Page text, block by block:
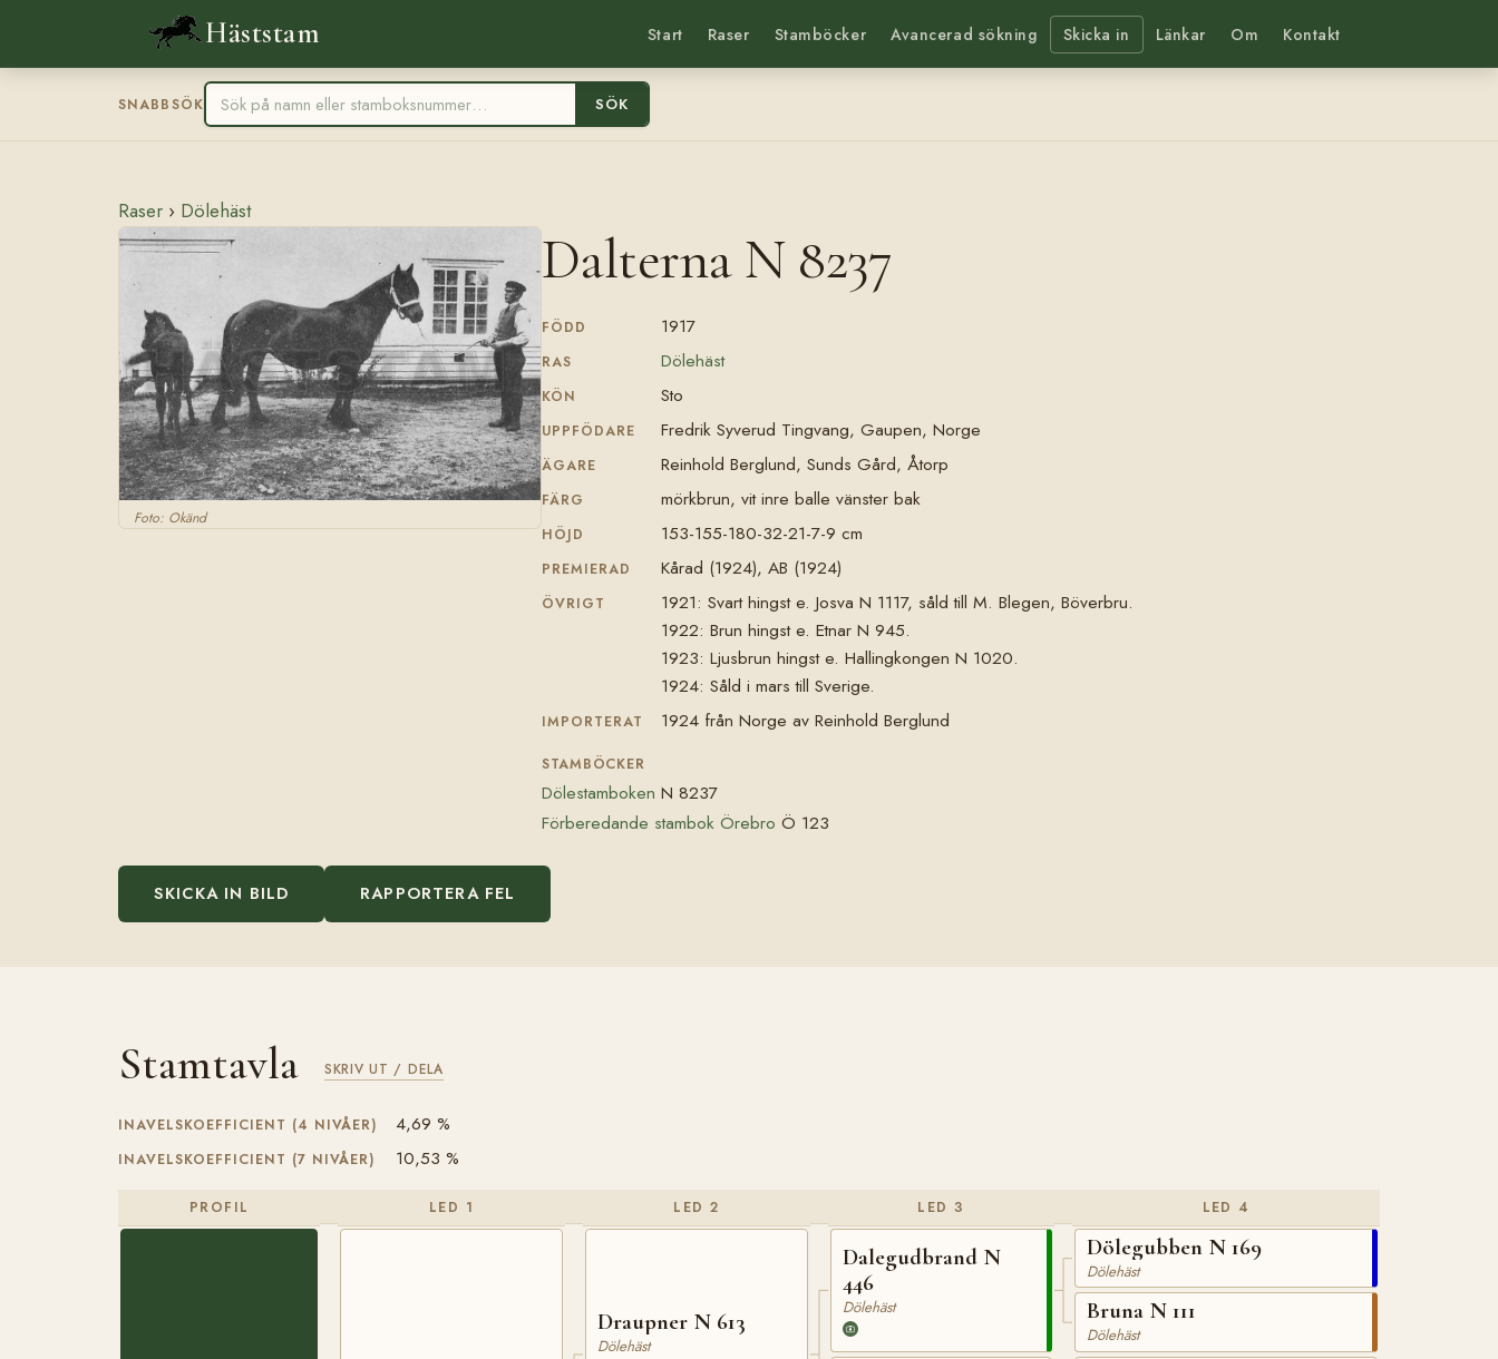
Häststam Start Raser Stamböcker Avancerad sökning Skicka in Länkar Om Kontakt
SNABBSÖK SÖK
Raser › Dölehäst
Foto: Okänd
Dalterna N 8237
FÖDD 1917
RAS Dölehäst
KÖN Sto
UPPFÖDARE Fredrik Syverud Tingvang, Gaupen, Norge
ÄGARE Reinhold Berglund, Sunds Gård, Åtorp
FÄRG mörkbrun, vit inre balle vänster bak
HÖJD 153-155-180-32-21-7-9 cm
PREMIERAD Kårad (1924), AB (1924)
ÖVRIGT
1921: Svart hingst e. Josva N 1117, såld till M. Blegen, Böverbru.
1922: Brun hingst e. Etnar N 945.
1923: Ljusbrun hingst e. Hallingkongen N 1020.
1924: Såld i mars till Sverige.
IMPORTERAT 1924 från Norge av Reinhold Berglund
STAMBÖCKER
Dölestamboken N 8237
Förberedande stambok Örebro Ö 123
SKICKA IN BILD RAPPORTERA FEL
Stamtavla SKRIV UT / DELA
INAVELSKOEFFICIENT (4 NIVÅER) 4,69 %
INAVELSKOEFFICIENT (7 NIVÅER) 10,53 %
PROFIL LED 1 LED 2
Draupner N 613
Dölehäst
LED 3
Dalegudbrand N
446
Dölehäst
LED 4
Dölegubben N 169
Dölehäst
Bruna N 111
Dölehäst